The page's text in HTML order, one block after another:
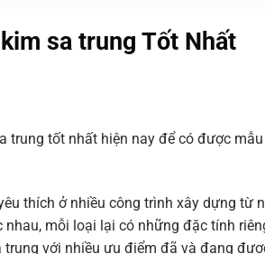
sa trung Tốt Nhất
trung tốt nhất hiện nay để có được
thích ở nhiều công trình xây dựng từ
mỗi loại lại có những đặc tính
với nhiều ưu điểm đã và đang